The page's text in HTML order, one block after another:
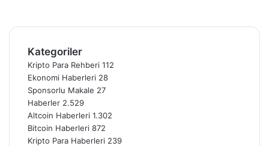
Kategoriler
Kripto Para Rehberi 112
Ekonomi Haberleri 28
Sponsorlu Makale 27
Haberler 2.529
Altcoin Haberleri 1.302
Bitcoin Haberleri 872
Kripto Para Haberleri 239